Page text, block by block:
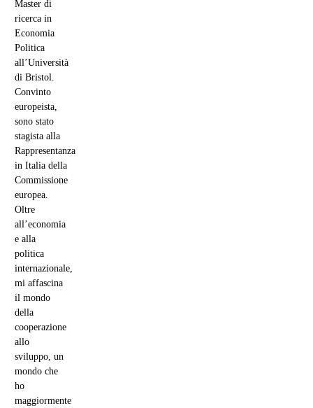
Master di
ricerca in
Economia
Politica
all’Università
di Bristol.
Convinto
europeista,
sono stato
stagista alla
Rappresentanza
in Italia della
Commissione
europea.
Oltre
all’economia
e alla
politica
internazionale,
mi affascina
il mondo
della
cooperazione
allo
sviluppo, un
mondo che
ho
maggiormente